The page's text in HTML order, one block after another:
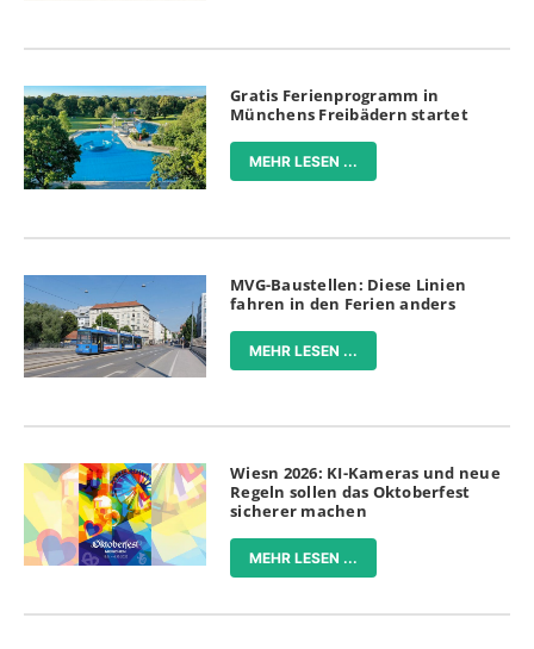
Gratis Ferienprogramm in
Münchens Freibädern startet
MEHR LESEN ...
MVG-Baustellen: Diese Linien
fahren in den Ferien anders
MEHR LESEN ...
Wiesn 2026: KI-Kameras und neue
Regeln sollen das Oktoberfest
sicherer machen
MEHR LESEN ...